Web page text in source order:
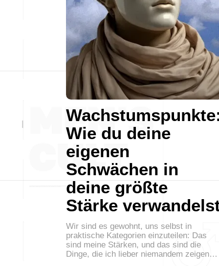
Wie du deine
eigenen
Schwächen in
deine größte
Stärke
Wir sind es gewohnt, uns selbst in
praktische Kategorien einzuteilen: Das
sind meine Stärken, und das sind die
Dinge, die ich lieber niemandem zeigen…